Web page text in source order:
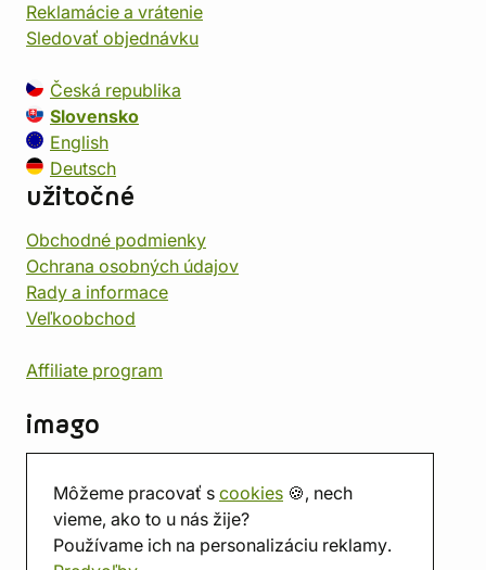
Môžeme pracovať s cookies 🍪, nech
vieme, ako to u nás žije?
Používame ich na personalizáciu reklamy.
Reklamácie a vrátenie
Sledovať objednávku
Česká republika
Slovensko
English
Deutsch
užitočné
Obchodné podmienky
Ochrana osobných údajov
Rady a informace
Veľkoobchod
Affiliate program
imago
Predajňa
Herňa
O nás